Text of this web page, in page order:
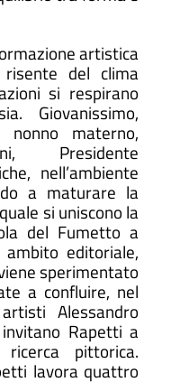
artistica
del clima
si respirano
Giovanissimo,
materno,
Presidente
nell’ambiente
a maturare la
si uniscono la
del Fumetto a
editoriale,
sperimentato
a confluire, nel
Alessandro
Rapetti a
pittorica.
lavora quattro